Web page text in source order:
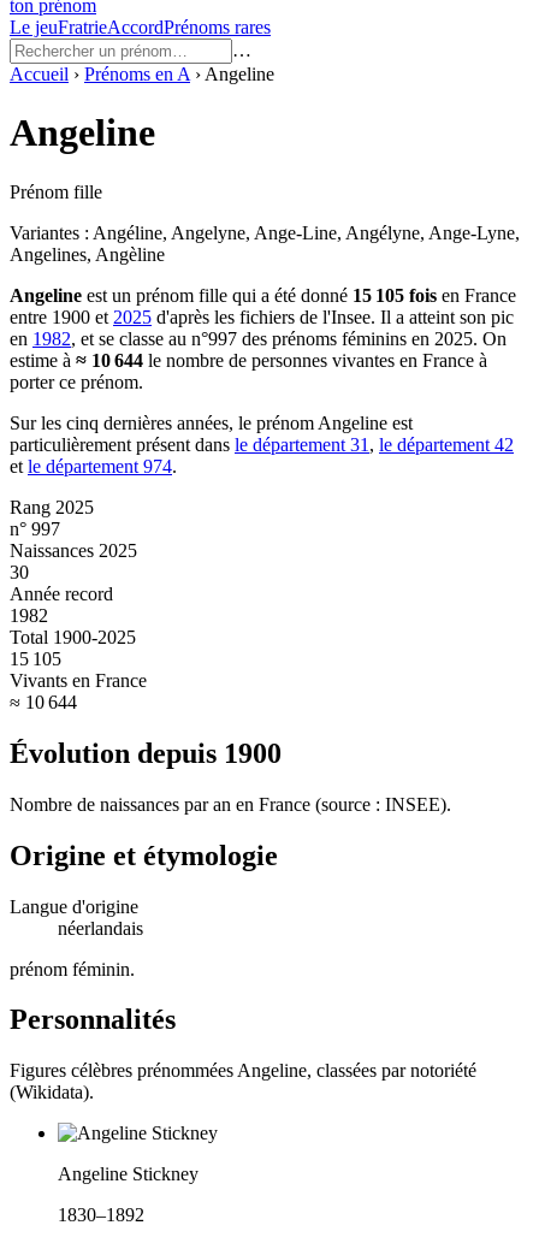
ton prénom
Le jeuFratrieAccordPrénoms rares
…
Accueil › Prénoms en A › Angeline
Angeline
Prénom fille
Variantes : Angéline, Angelyne, Ange-Line, Angélyne, Ange-Lyne,
Angelines, Angèline
Angeline est un prénom fille qui a été donné 15 105 fois en France
entre 1900 et 2025 d'après les fichiers de l'Insee. Il a atteint son pic
en 1982, et se classe au n°997 des prénoms féminins en 2025. On
estime à ≈ 10 644 le nombre de personnes vivantes en France à
porter ce prénom.
Sur les cinq dernières années, le prénom Angeline est
particulièrement présent dans le département 31 , le département 42
et le département 974.
Rang 2025
n° 997
Naissances 2025
30
Année record
1982
Total 1900-2025
15 105
Vivants en France
≈ 10 644
Évolution depuis 1900
Nombre de naissances par an en France (source : INSEE).
Origine et étymologie
Langue d'origine
néerlandais
prénom féminin.
Personnalités
Figures célèbres prénommées Angeline, classées par notoriété
(Wikidata).
Angeline Stickney
1830–1892